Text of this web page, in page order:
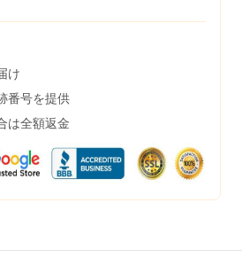
け
番号を提供
は全額返金